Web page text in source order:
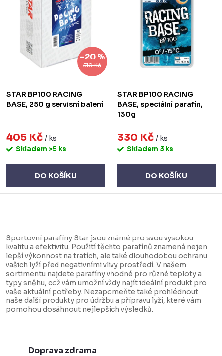
u
t
ů
Abecedně
d
k
510 Kč
–20 %
STAR BP100 RACING
BASE, 250 g servisní balení
405 Kč / ks
Skladem >5 ks
DO KOŠÍKU
STAR BP100 RACING
BASE, speciální parafín,
130g
330 Kč / ks
Skladem 3 ks
DO KOŠÍKU
v
l
á
d
a
c
í
Sportovní parafíny Star jsou známé pro svou vysokou
kvalitu a efektivitu. Použití těchto parafínů znamená nejen
lepší výkonnost na tratích, ale také dlouhodobou ochranu
vašich lyží před negativními vlivy prostředí. V našem
sortimentu najdete parafíny vhodné pro různé teploty a
typy sněhu, což vám umožní vždy najít ideální produkt pro
vaše aktuální potřeby. Nezapomeňte také prohlédnout
naše další produkty pro údržbu a přípravu lyží, které vám
pomohou dosáhnout nejlepších výsledků.
Doprava zdrama